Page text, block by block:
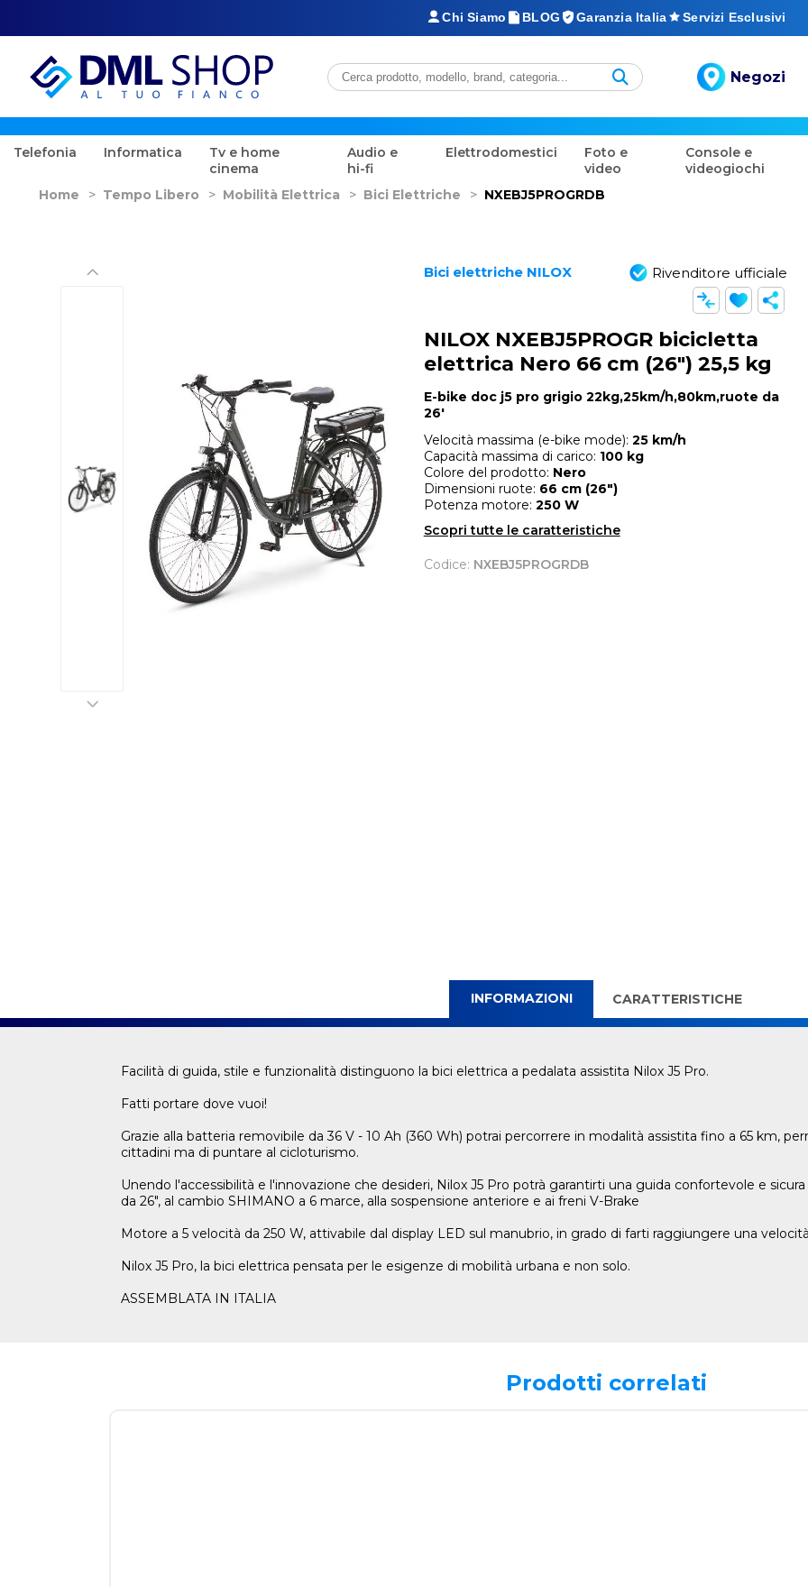
Chi Siamo BLOG Garanzia Italia Servizi Esclusivi
Negozi
Telefonia Informatica
Tv e home
cinema
Audio e
hi-fi
Elettrodomestici
Foto e
video
Console e
videogiochi
Home > Tempo Libero > Mobilità Elettrica > Bici Elettriche > NXEBJ5PROGRDB
Bici elettriche NILOX Rivenditore ufficiale
NILOX NXEBJ5PROGR bicicletta
elettrica Nero 66 cm (26") 25,5 kg
E-bike doc j5 pro grigio 22kg,25km/h,80km,ruote da
26'
Velocità massima (e-bike mode): 25 km/h
Capacità massima di carico: 100 kg
Colore del prodotto: Nero
Dimensioni ruote: 66 cm (26")
Potenza motore: 250 W
Scopri tutte le caratteristiche
Codice: NXEBJ5PROGRDB
INFORMAZIONI CARATTERISTICHE
Facilità di guida, stile e funzionalità distinguono la bici elettrica a pedalata assistita Nilox J5 Pro.
Fatti portare dove vuoi!
Grazie alla batteria removibile da 36 V - 10 Ah (360 Wh) potrai percorrere in modalità assistita fino a 65 km,
cittadini ma di puntare al cicloturismo.
Unendo l'accessibilità e l'innovazione che desideri, Nilox J5 Pro potrà garantirti una guida confortevole e
da 26", al cambio SHIMANO a 6 marce, alla sospensione anteriore e ai freni V-Brake
Motore a 5 velocità da 250 W, attivabile dal display LED sul manubrio, in grado di farti raggiungere una
Nilox J5 Pro, la bici elettrica pensata per le esigenze di mobilità urbana e non solo.
ASSEMBLATA IN ITALIA
Prodotti correlati